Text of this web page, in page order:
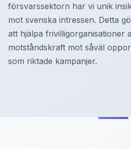
försvarssektorn har vi unik
mot svenska intressen. Detta
att hjälpa frivilligorganisationer
motståndskraft mot såväl
som riktade kampanjer.